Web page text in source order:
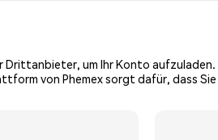
um Ihr Konto
von Phemex sorgt dafür, dass